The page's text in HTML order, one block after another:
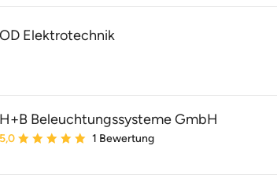
OD Elektrotechnik
H+B Beleuchtungssysteme GmbH
Durchschnittliche Bewertung: 5 von 5 Sternen
5,0 1 Bewertung